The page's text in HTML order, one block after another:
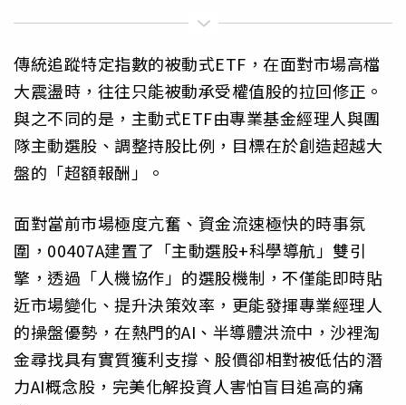
傳統追蹤特定指數的被動式ETF，在面對市場高檔
大震盪時，往往只能被動承受權值股的拉回修正。
與之不同的是，主動式ETF由專業基金經理人與團
隊主動選股、調整持股比例，目標在於創造超越大
盤的「超額報酬」。
面對當前市場極度亢奮、資金流速極快的時事氛
圍，00407A建置了「主動選股+科學導航」雙引
擎，透過「人機協作」的選股機制，不僅能即時貼
近市場變化、提升決策效率，更能發揮專業經理人
的操盤優勢，在熱門的AI、半導體洪流中，沙裡淘
金尋找具有實質獲利支撐、股價卻相對被低估的潛
力AI概念股，完美化解投資人害怕盲目追高的痛